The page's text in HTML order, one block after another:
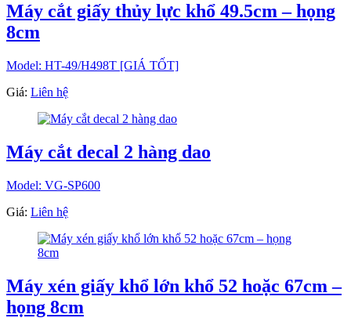
Máy cắt giấy thủy lực khổ 49.5cm – họng
8cm
Model: HT-49/H498T [GIÁ TỐT]
Giá: Liên hệ
Máy cắt decal 2 hàng dao
Model: VG-SP600
Giá: Liên hệ
Máy xén giấy khổ lớn khổ 52 hoặc 67cm –
họng 8cm